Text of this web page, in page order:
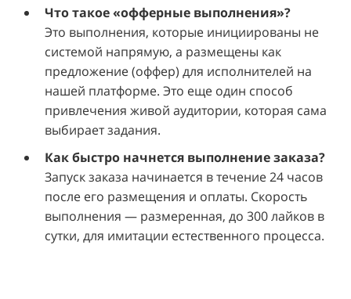
Что такое «офферные выполнения»?
Это выполнения, которые инициированы не
системой напрямую, а размещены как
предложение (оффер) для исполнителей на
нашей платформе. Это еще один способ
привлечения живой аудитории, которая сама
выбирает задания.
Как быстро начнется выполнение заказа?
Запуск заказа начинается в течение 24 часов
после его размещения и оплаты. Скорость
выполнения — размеренная, до 300 лайков в
сутки, для имитации естественного процесса.